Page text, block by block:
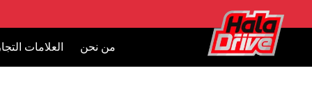
من نحن العلامات